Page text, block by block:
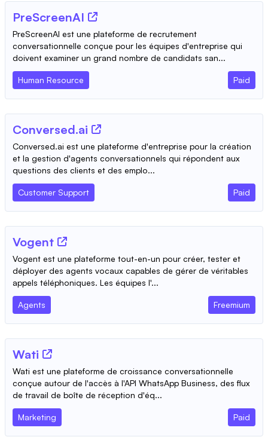
PreScreenAI
PreScreenAI est une plateforme de recrutement
conversationnelle conçue pour les équipes d'entreprise qui
doivent examiner un grand nombre de candidats san...
Human Resource Paid
Conversed.ai
Conversed.ai est une plateforme d'entreprise pour la création
et la gestion d'agents conversationnels qui répondent aux
questions des clients et des emplo...
Customer Support Paid
Vogent
Vogent est une plateforme tout-en-un pour créer, tester et
déployer des agents vocaux capables de gérer de véritables
appels téléphoniques. Les équipes l'...
Agents Freemium
Wati
Wati est une plateforme de croissance conversationnelle
conçue autour de l'accès à l'API WhatsApp Business, des flux
de travail de boîte de réception d'éq...
Marketing Paid